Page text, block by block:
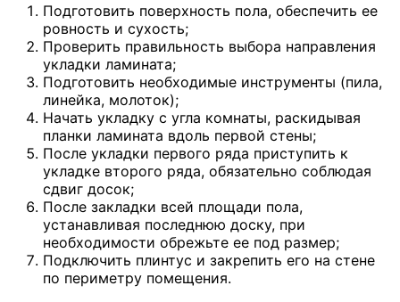
Подготовить поверхность пола, обеспечить ее
ровность и сухость;
Проверить правильность выбора направления
укладки ламината;
Подготовить необходимые инструменты (пила,
линейка, молоток);
Начать укладку с угла комнаты, раскидывая
планки ламината вдоль первой стены;
После укладки первого ряда приступить к
укладке второго ряда, обязательно соблюдая
сдвиг досок;
После закладки всей площади пола,
устанавливая последнюю доску, при
необходимости обрежьте ее под размер;
Подключить плинтус и закрепить его на стене
по периметру помещения.